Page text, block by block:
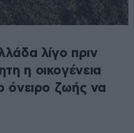
λίγο πριν
η οικογένεια
όνειρο ζωής να